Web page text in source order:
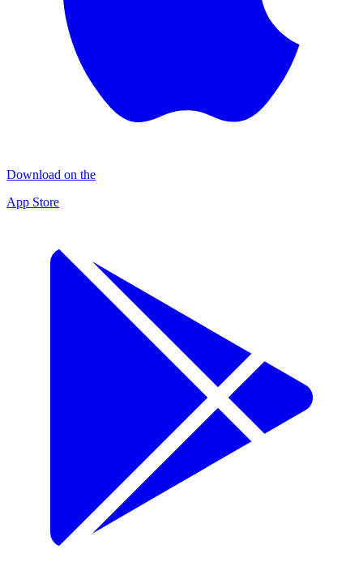
Download on the
App Store